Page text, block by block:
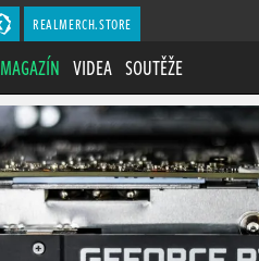
REALMERCH.STORE
MAGAZÍN VIDEA SOUTĚŽE